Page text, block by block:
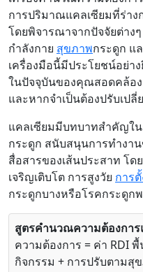
การปริมาณแคลเซียมที่ร่า
โดยพิจารณาจากปัจจัยต่างๆ
กำลังกาย สุขภาพกระดูก แ
เครื่องมือนี้มีประโยชน์อย่า
ในปัจจุบันของคุณสอดคล้อ
และหากจำเป็นต้องปรับเปลี่
แคลเซียมมีบทบาทสำคัญใ
กระดูก สนับสนุนการทำงา
สื่อสารของเส้นประสาท โด
เจริญเติบโต การสูงวัย การ
กระดูกบางหรือโรคกระดูก
สูตรคำนวณความต้องการ
ความต้องการ = ค่า RDI
กิจกรรม + การปรับตามสุ